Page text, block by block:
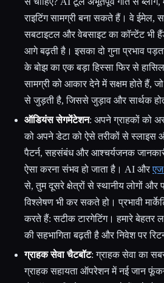
राइटिंग सामग्री बना सकते हैं। वे ईमेल,
सबटाइटल और वेबसाइट का कॉन्टेंट
आगे बढ़ती है। इसका दो गुना प्रभाव
के बोझ का एक बड़ा हिस्सा फिर से
सामग्री को आकार देने में सक्षम होते हैं,
से जुड़ती है, जिससे जुड़ाव और सार्थक
ऑडियंस सेगमेंटेशन: अपने ग्राहकों को
को अपने डेटा को ऐसे तरीकों से स्लाइस
पैटर्न, सहसंबंध और आश्चर्यजनक
ऐसा करना संभव हो जाता है। AI औरएज
से, तुम दूसरे क्षेत्रों से स्थानीय लोगों और
विश्लेषण भी कर सकते हो। प्रभावी
करते हैं: सटीक टारगेटिंग। हमारे बेहतर
की सहभागिता बढ़ती है और निवेश पर
ग्राहक सेवा चैटबॉट: ग्राहक सेवा का
ग्राहक सहायता ऑपरेशन में नई जान